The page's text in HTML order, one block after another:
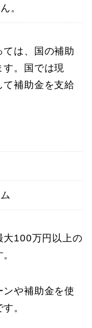
。
ては、国の補助
す。国では現
補助金を支給
大100万円以上の
ンや補助金を使
。